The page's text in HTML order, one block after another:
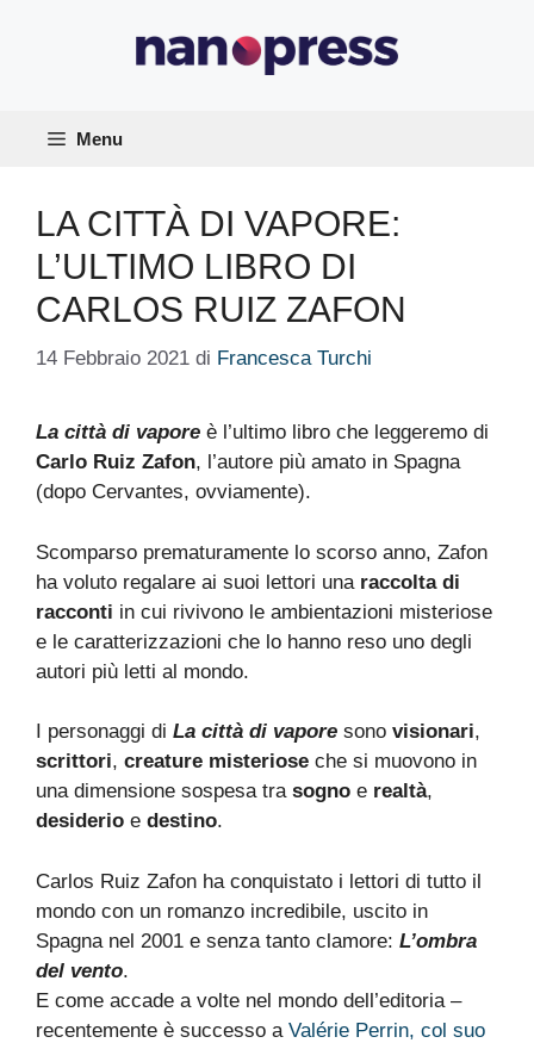
Menu
LA CITTÀ DI VAPORE:
L’ULTIMO LIBRO DI
CARLOS RUIZ ZAFON
14 Febbraio 2021 di Francesca Turchi
La città di vapore è l’ultimo libro che leggeremo di
Carlo Ruiz Zafon, l’autore più amato in Spagna
(dopo Cervantes, ovviamente).
Scomparso prematuramente lo scorso anno, Zafon
ha voluto regalare ai suoi lettori una raccolta di
racconti in cui rivivono le ambientazioni misteriose
e le caratterizzazioni che lo hanno reso uno degli
autori più letti al mondo.
I personaggi di La città di vapore sono visionari,
scrittori, creature misteriose che si muovono in
una dimensione sospesa tra sogno e realtà,
desiderio e destino.
Carlos Ruiz Zafon ha conquistato i lettori di tutto il
mondo con un romanzo incredibile, uscito in
Spagna nel 2001 e senza tanto clamore: L’ombra
del vento.
E come accade a volte nel mondo dell’editoria –
recentemente è successo a Valérie Perrin, col suo